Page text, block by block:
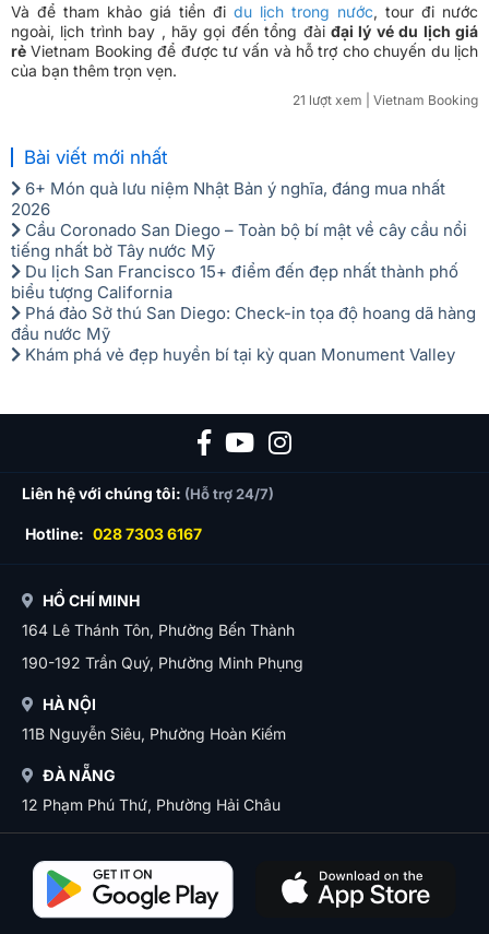
Và để tham khảo giá tiền đi du lịch trong nước, tour đi nước
ngoài, lịch trình bay , hãy gọi đến tổng đài đại lý vé du lịch giá
rẻ Vietnam Booking để được tư vấn và hỗ trợ cho chuyến du lịch
của bạn thêm trọn vẹn.
21 lượt xem | Vietnam Booking
Bài viết mới nhất
6+ Món quà lưu niệm Nhật Bản ý nghĩa, đáng mua nhất
2026
Cầu Coronado San Diego – Toàn bộ bí mật về cây cầu nổi
tiếng nhất bờ Tây nước Mỹ
Du lịch San Francisco 15+ điểm đến đẹp nhất thành phố
biểu tượng California
Phá đảo Sở thú San Diego: Check-in tọa độ hoang dã hàng
đầu nước Mỹ
Khám phá vẻ đẹp huyền bí tại kỳ quan Monument Valley
Liên hệ với chúng tôi: (Hỗ trợ 24/7)
Hotline: 028 7303 6167
HỒ CHÍ MINH
164 Lê Thánh Tôn, Phường Bến Thành
190-192 Trần Quý, Phường Minh Phụng
HÀ NỘI
11B Nguyễn Siêu, Phường Hoàn Kiếm
ĐÀ NẴNG
12 Phạm Phú Thứ, Phường Hải Châu